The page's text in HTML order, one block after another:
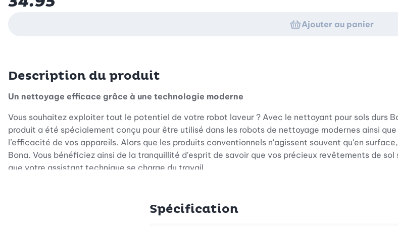
Ajouter au panier
Description du produit
Un nettoyage efficace grâce à une technologie moderne
Vous souhaitez exploiter tout le potentiel de votre robot laveur ? Avec le nettoyant pour sols durs
produit a été spécialement conçu pour être utilisé dans les robots de nettoyage modernes ainsi
l’efficacité de vos appareils. Alors que les produits conventionnels n'agissent souvent qu'en
Bona. Vous bénéficiez ainsi de la tranquillité d'esprit de savoir que vos précieux revêtements de
que votre assistant technique se charge du travail.
La formule de ce concentré unique mise résolument sur la puissance de la nature. Grâce à
Spécification